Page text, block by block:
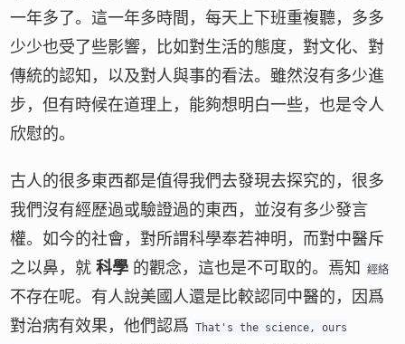
一年多了。這一年多時間，每天上下班重複聽，多多
少少也受了些影響，比如對生活的態度，對文化、對
傳統的認知，以及對人與事的看法。雖然沒有多少進
步，但有時候在道理上，能夠想明白一些，也是令人
欣慰的。
古人的很多東西都是值得我們去發現去探究的，很多
我們沒有經歷過或驗證過的東西，並沒有多少發言
權。如今的社會，對所謂科學奉若神明，而對中醫斥
之以鼻，就科學 的觀念，這也是不可取的。焉知 經絡
不存在呢。有人說美國人還是比較認同中醫的，因爲
對治病有效果，他們認爲 That's the science, ours